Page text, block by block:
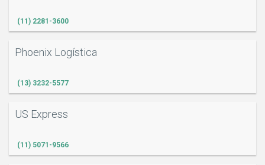
(11) 2281-3600
Phoenix Logística
(13) 3232-5577
US Express
(11) 5071-9566